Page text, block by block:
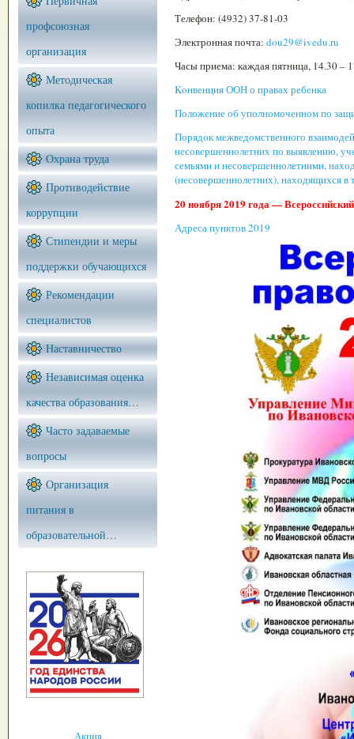
профсоюзная
организация
Методическая
копилка педагогического
опыта
Охрана труда
Противодействие
коррупции
Стипендии и меры
поддержки обучающихся
Рекомендации
специалистов
Наставничество
Независимая оценка
качества образования…
Часто задаваемые
вопросы
Организация
питания в
образовательной…
Акция
Телефон: (4932) 37-81-03
Электронная почта: dou29@ivedu.ru
Часы приема: каждая пятница, 14.30 –
Koнвенция ООН о правах ребенка
Положение об уполномоченном по
Порядок межведомственного
несовершеннолетних по выявлению,
семьями и несовершеннолетними,
(несовершеннолетних), находящихся
20 ноября 2019 года —
Адреса пунктов 2019